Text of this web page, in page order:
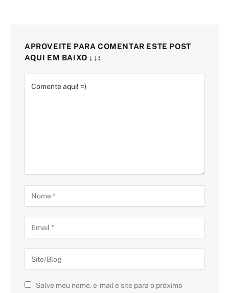
APROVEITE PARA COMENTAR ESTE POST
AQUI EM BAIXO ↓↓:
Salve meu nome, e-mail e site para o próximo